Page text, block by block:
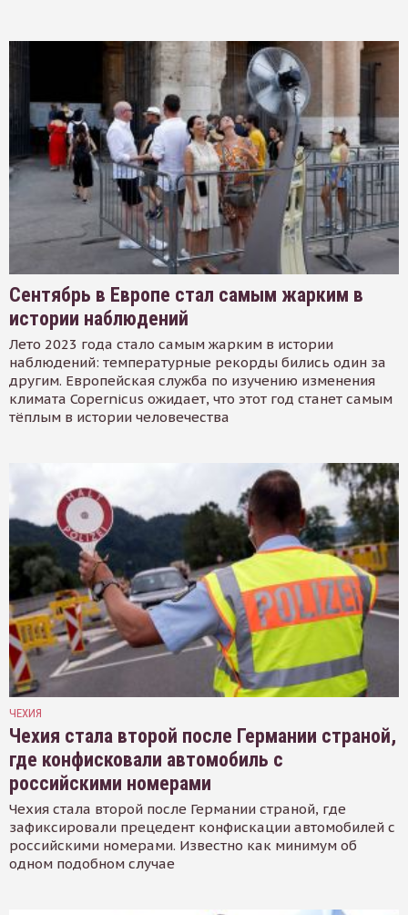
Сентябрь в Европе стал самым жарким в
истории наблюдений
Лето 2023 года стало самым жарким в истории
наблюдений: температурные рекорды бились один за
другим. Европейская служба по изучению изменения
климата Copernicus ожидает, что этот год станет самым
тёплым в истории человечества
ЧЕХИЯ
Чехия стала второй после Германии страной,
где конфисковали автомобиль с
российскими номерами
Чехия стала второй после Германии страной, где
зафиксировали прецедент конфискации автомобилей с
российскими номерами. Известно как минимум об
одном подобном случае